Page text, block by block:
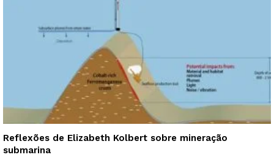
Reflexões de Elizabeth Kolbert sobre mineração
submarina